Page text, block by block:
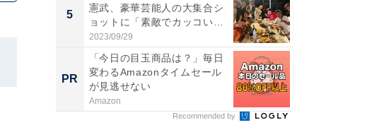
5
憲武、豪華芸能人の大集合シ
ョットに「素敵でカッコい
い...
2023/09/29
PR
「今日の目玉商品は？」毎日
変わるAmazonタイムセール
が見逃せない
Amazon
Recommended by